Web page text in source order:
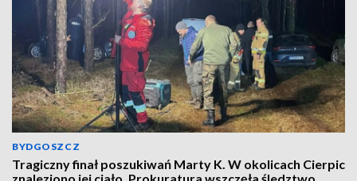
BYDGOSZCZ
Tragiczny finał poszukiwań Marty K. W okolicach Cierpic